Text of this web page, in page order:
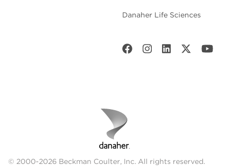
Danaher Life Sciences
© 2000-2026 Beckman Coulter, Inc. All rights reserved.